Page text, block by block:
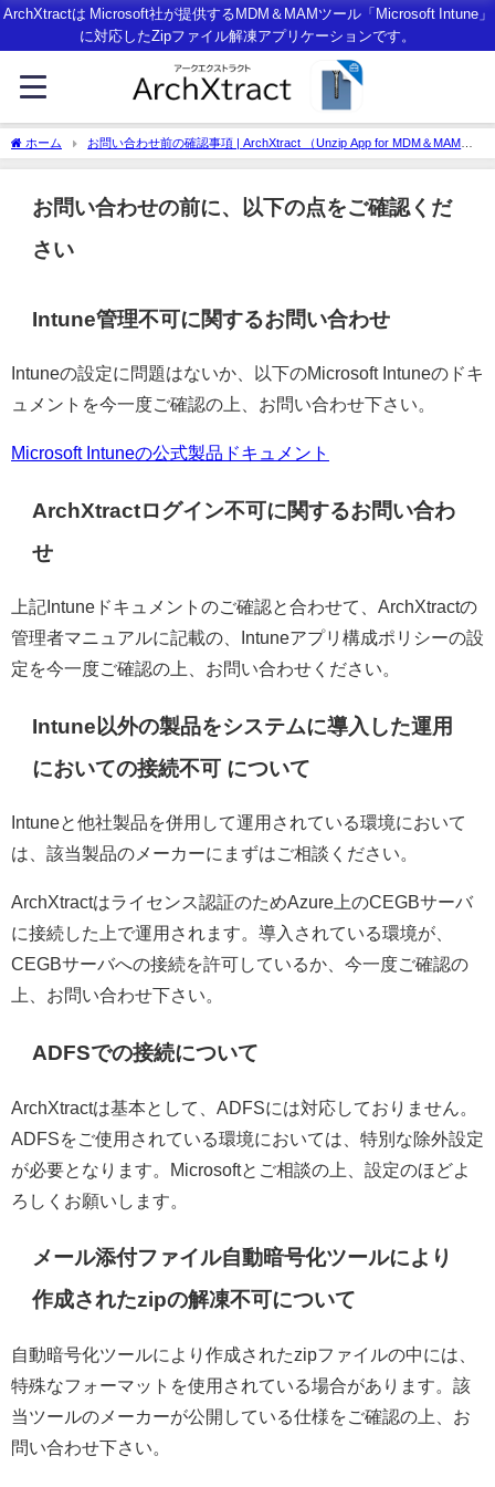
ArchXtractは Microsoft社が提供するMDM＆MAMツール「Microsoft Intune」
に対応したZipファイル解凍アプリケーションです。
ホーム
お問い合わせ前の確認事項 | ArchXtract （Unzip App for MDM＆MAM
with Microsoft Intune）
お問い合わせの前に、以下の点をご確認くだ
さい
Intune管理不可に関するお問い合わせ
Intuneの設定に問題はないか、以下のMicrosoft Intuneのドキ
ュメントを今一度ご確認の上、お問い合わせ下さい。
Microsoft Intuneの公式製品ドキュメント
ArchXtractログイン不可に関するお問い合わ
せ
上記Intuneドキュメントのご確認と合わせて、ArchXtractの
管理者マニュアルに記載の、Intuneアプリ構成ポリシーの設
定を今一度ご確認の上、お問い合わせください。
Intune以外の製品をシステムに導入した運用
においての接続不可 について
Intuneと他社製品を併用して運用されている環境において
は、該当製品のメーカーにまずはご相談ください。
ArchXtractはライセンス認証のためAzure上のCEGBサーバ
に接続した上で運用されます。導入されている環境が、
CEGBサーバへの接続を許可しているか、今一度ご確認の
上、お問い合わせ下さい。
ADFSでの接続について
ArchXtractは基本として、ADFSには対応しておりません。
ADFSをご使用されている環境においては、特別な除外設定
が必要となります。Microsoftとご相談の上、設定のほどよ
ろしくお願いします。
メール添付ファイル自動暗号化ツールにより
作成されたzipの解凍不可について
自動暗号化ツールにより作成されたzipファイルの中には、
特殊なフォーマットを使用されている場合があります。該
当ツールのメーカーが公開している仕様をご確認の上、お
問い合わせ下さい。